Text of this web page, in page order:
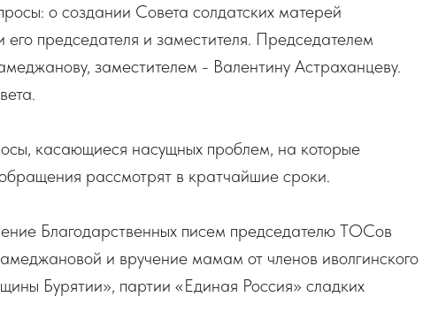
о создании Совета солдатских матерей
председателя и заместителя. Председателем
заместителем - Валентину Астраханцеву.
касающиеся насущных проблем, на которые
рассмотрят в кратчайшие сроки.
Благодарственных писем председателю ТОСов
и вручение мамам от членов иволгинского
Бурятии», партии «Единая Россия» сладких